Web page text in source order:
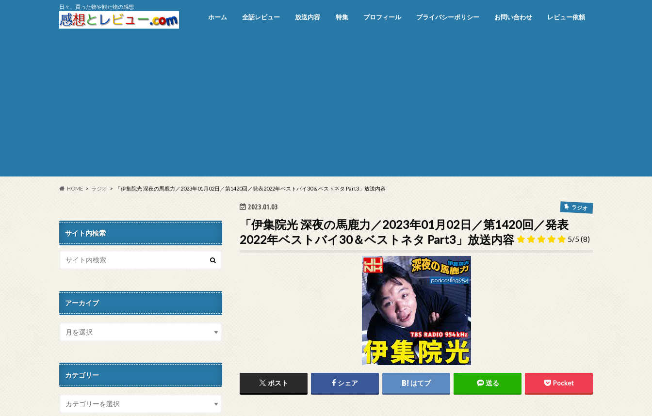
日々、買った物や観た物の感想
ホーム 全話レビュー 放送内容 特集 プロフィール プライバシーポリシー お問い合わせ レビュー依頼
HOME ラジオ 「伊集院光 深夜の馬鹿力／2023年01月02日／第1420回／発表2022年ベストバイ30＆ベストネタ Part3」放送内容
2023.01.03 ラジオ
「伊集院光 深夜の馬鹿力／2023年01月02日／第1420回／発表
2022年ベストバイ30＆ベストネタ Part3」放送内容
5/5 (8)
ポスト シェア はてブ 送る Pocket
サイト内検索
アーカイブ
カテゴリー